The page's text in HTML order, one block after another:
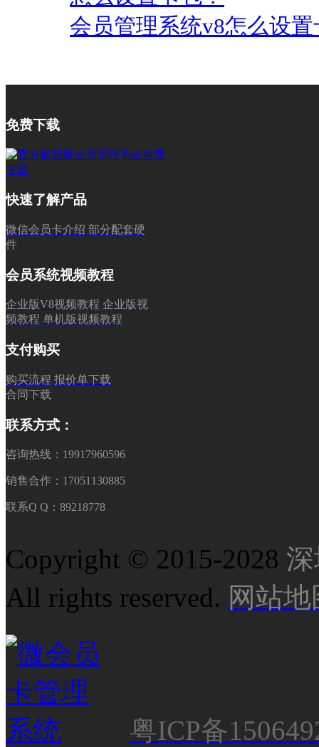
会员管理系统v8怎么设
免费下载
快速了解产品
微信会员卡介绍 部分配套硬
件
会员系统视频教程
企业版V8视频教程 企业版视
频教程 单机版视频教程
支付购买
购买流程 报价单下载
合同下载
联系方式：
咨询热线：19917960596
销售合作：17051130885
联系Q Q：89218778
Copyright © 2015-2028
All rights reserved. 网站地
粤ICP备